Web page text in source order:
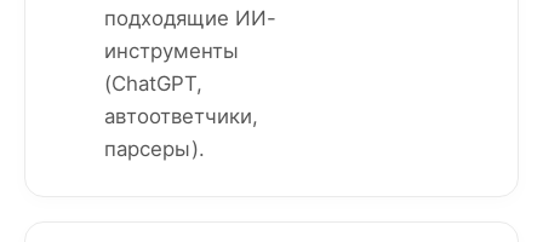
подходящие ИИ-
инструменты
(ChatGPT,
автоответчики,
парсеры).